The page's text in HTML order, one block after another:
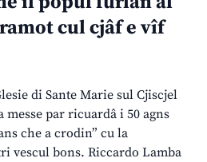
cul cjâf e vîf
di Sante Marie sul Cjiscjel
par ricuardâ i 50 agns
che a crodin” cu la
vescul bons. Riccardo Lamba